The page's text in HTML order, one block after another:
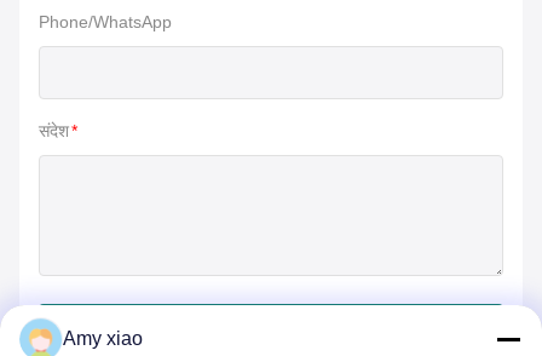
Phone/WhatsApp
संदेश*
Amy xiao